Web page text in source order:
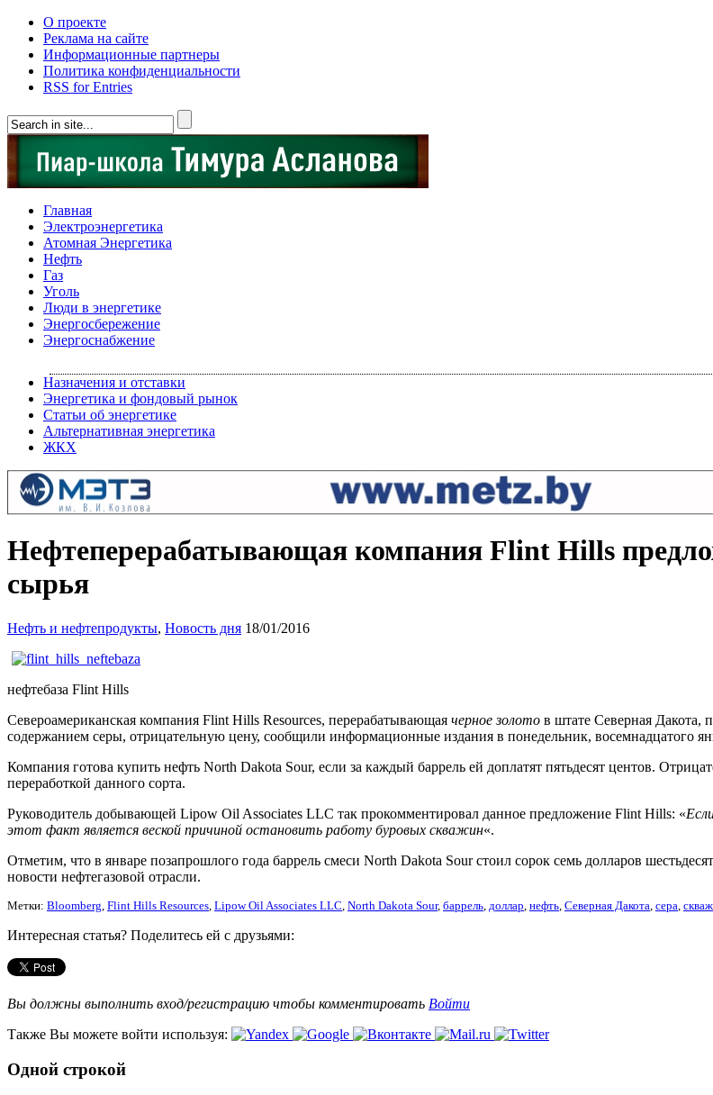
О проекте
Реклама на сайте
Информационные партнеры
Политика конфиденциальности
RSS for Entries
Главная
Электроэнергетика
Атомная Энергетика
Нефть
Газ
Уголь
Люди в энергетике
Энергосбережение
Энергоснабжение
Назначения и отставки
Энергетика и фондовый рынок
Статьи об энергетике
Альтернативная энергетика
ЖКХ
Нефтеперерабатывающая компания Flint Hills
сырья
Нефть и нефтепродукты, Новость дня 18/01/2016
нефтебаза Flint Hills
Североамериканская компания Flint Hills Resources, перерабатывающая черное золото в штате Северная Дакота,
содержанием серы, отрицательную цену, сообщили информационные издания в понедельник, восемнадцатого
Компания готова купить нефть North Dakota Sour, если за каждый баррель ей доплатят пятьдесят центов.
переработкой данного сорта.
Руководитель добывающей Lipow Oil Associates LLC так прокомментировал данное предложение Flint Hills: «
этот факт является веской причиной остановить работу буровых скважин«.
Отметим, что в январе позапрошлого года баррель смеси North Dakota Sour стоил сорок семь долларов
новости нефтегазовой отрасли.
Метки: Bloomberg, Flint Hills Resources, Lipow Oil Associates LLC, North Dakota Sour, баррель, доллар, нефть, Северная Дакота, сера,
Интересная статья? Поделитесь ей с друзьями:
Вы должны выполнить вход/регистрацию чтобы комментировать Войти
Также Вы можете войти используя:
Одной строкой